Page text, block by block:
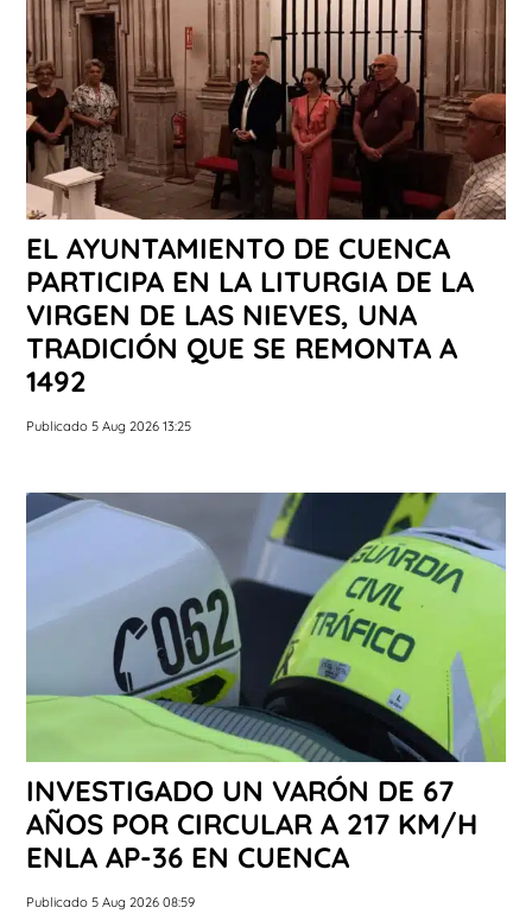
EL AYUNTAMIENTO DE CUENCA
PARTICIPA EN LA LITURGIA DE LA
VIRGEN DE LAS NIEVES, UNA
TRADICIÓN QUE SE REMONTA A
1492
Publicado 5 Aug 2026 13:25
INVESTIGADO UN VARÓN DE 67
AÑOS POR CIRCULAR A 217 KM/H
ENLA AP-36 EN CUENCA
Publicado 5 Aug 2026 08:59